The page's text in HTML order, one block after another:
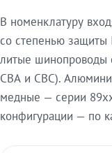
В номенклатуру
со степенью
литые шинопроводы
СВА и СВС).
медные — серии
конфигурации — по